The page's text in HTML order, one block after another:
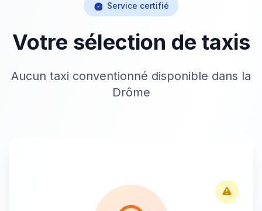
Service certifié
Votre sélection de taxis
Aucun taxi conventionné disponible dans la
Drôme